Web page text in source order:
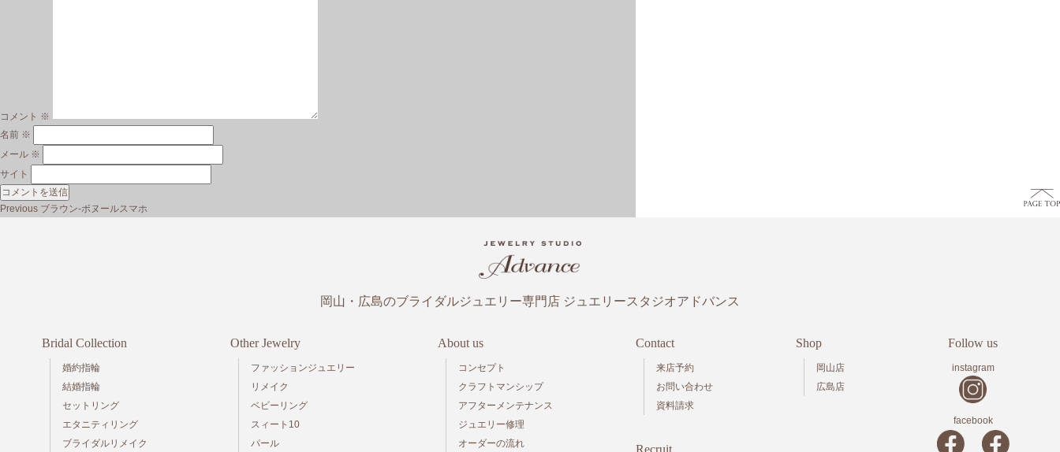
コメント ※
名前 ※
メール ※
サイト
投
Previous Previous
ブラウン-ボヌールスマホ
岡山・広島のブライダルジュエリー専門店 ジュエリースタジオアドバンス
Bridal Collection
婚約指輪
結婚指輪
セットリング
エタニティリング
ブライダルリメイク
Other Jewelry
ファッションジュエリー
リメイク
ベビーリング
スィート10
パール
About us
コンセプト
クラフトマンシップ
アフターメンテナンス
ジュエリー修理
オーダーの流れ
Contact
来店予約
お問い合わせ
資料請求
Recruit
Shop
岡山店
広島店
Follow us
instagram
facebook